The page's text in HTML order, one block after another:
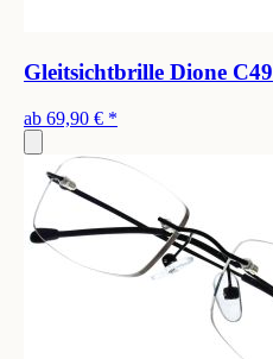
Gleitsichtbrille Dione C49
ab 69,90 € *